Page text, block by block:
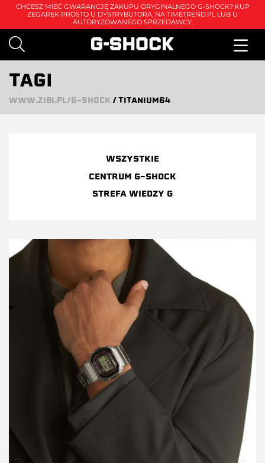
CHCESZ MIEĆ GWARANCJĘ ZAKUPU ORYGINALNEGO G-SHOCK? KUP
ZEGAREK PROSTO U DYSTRYBUTORA, NA TIMETREND.PL LUB U
AUTORYZOWANEGO SPRZEDAWCY.
TAGI
WWW.ZIBI.PL/G-SHOCK /TITANIUM64
WSZYSTKIE
CENTRUM G-SHOCK
STREFA WIEDZY G